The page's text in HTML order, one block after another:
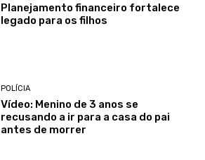
Planejamento financeiro fortalece
legado para os filhos
POLÍCIA
Vídeo: Menino de 3 anos se
recusando a ir para a casa do pai
antes de morrer